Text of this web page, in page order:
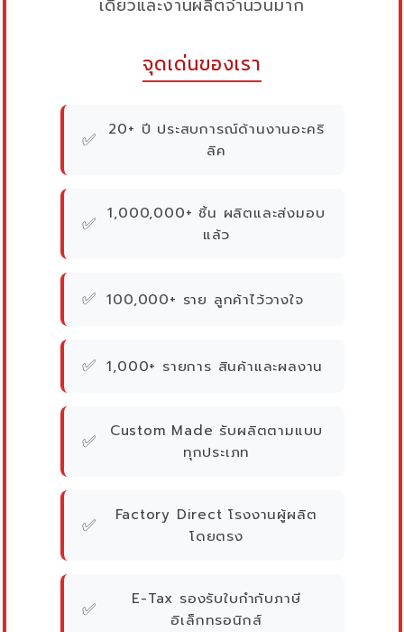
เดียวและงานผลิตจำนวนมาก
จุดเด่นของเรา
✅
20+ ปี ประสบการณ์ด้านงานอะคริ
ลิค
✅ 1,000,000+ ชิ้น ผลิตและส่งมอบ
แล้ว
✅ 100,000+ ราย ลูกค้าไว้วางใจ
✅ 1,000+ รายการ สินค้าและผลงาน
✅
Custom Made รับผลิตตามแบบ
ทุกประเภท
✅
Factory Direct โรงงานผู้ผลิต
โดยตรง
✅
E-Tax รองรับใบกำกับภาษี
อิเล็กทรอนิกส์